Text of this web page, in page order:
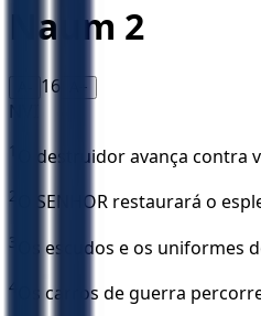
Naum 2
16 A+
NVI
1 O destruidor avança contra
2 O SENHOR restaurará o
3 Os escudos e os
4 Os carros de guerra